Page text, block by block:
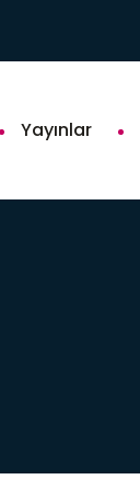
Yayınlar